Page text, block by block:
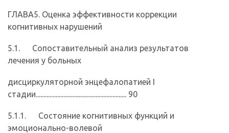
ГЛАВА5. Оценка эффективности коррекции
когнитивных нарушений
5.1. Сопоставительный анализ результатов
лечения у больных
дисциркуляторной энцефалопатией I
стадии........................................................... 90
5.1.1. Состояние когнитивных функций и
эмоционально-волевой